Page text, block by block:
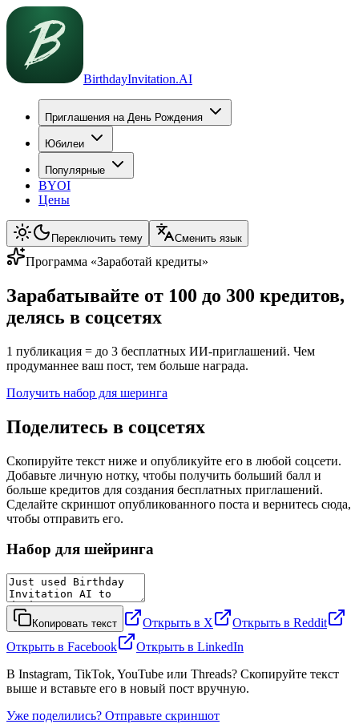
BirthdayInvitation.AI
Приглашения на День Рождения
Юбилеи
Популярные
BYOI
Цены
Переключить тему Сменить язык
Программа «Заработай кредиты»
Зарабатывайте от 100 до 300 кредитов,
делясь в соцсетях
1 публикация = до 3 бесплатных ИИ-приглашений. Чем
продуманнее ваш пост, тем больше награда.
Получить набор для шеринга
Поделитесь в соцсетях
Скопируйте текст ниже и опубликуйте его в любой соцсети.
Добавьте личную нотку, чтобы получить больший балл и
больше кредитов для создания бесплатных приглашений.
Сделайте скриншот опубликованного поста и вернитесь сюда,
чтобы отправить его.
Набор для шейринга
Копировать текст Открыть в X
Открыть в Reddit
Открыть в Facebook
Открыть в LinkedIn
В Instagram, TikTok, YouTube или Threads? Скопируйте текст
выше и вставьте его в новый пост вручную.
Уже поделились? Отправьте скриншот